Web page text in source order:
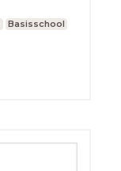
Basisschool